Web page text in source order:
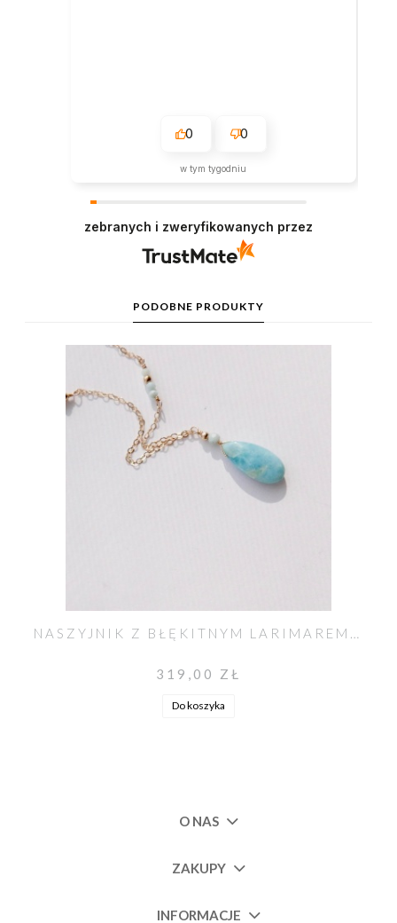
0 0
w tym tygodniu
zebranych i zweryfikowanych przez
PODOBNE PRODUKTY
NASZYJNIK Z BŁĘKITNYM LARIMAREM UNIKAT NO. 347
319,00 ZŁ
Do koszyka
O NAS
ZAKUPY
INFORMACJE